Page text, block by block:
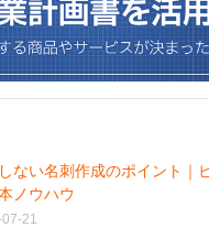
ない名刺作成のポイント｜
ノウハウ
21